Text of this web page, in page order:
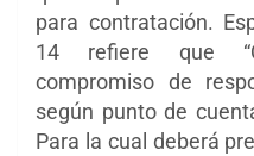
para contratación.
14 refiere que
compromiso de
según punto de
Para la cual deberá